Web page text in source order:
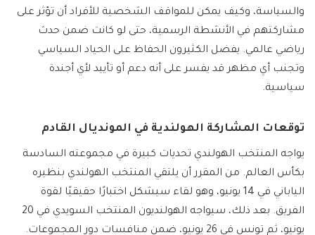
والسياسة، وكيف يمكن للمواقف الشخصية للأفراد أن تؤثر على
مشاركتهم في الأنشطة الرسمية، حتى لو كانت ضمن حدث
رياضي عالمي. يفضل الكثيرون الحفاظ على الحياد السياسي
وتجنب أي مظهر قد يفسر على أنه دعم أو تأييد لأي أجندة
سياسية.
توقعات المشاركة الهولندية في المونديال القادم
يواجه المنتخب الهولندي تحديات كبيرة في مجموعته السادسة
بكأس العالم. من المقرر أن يلتقي المنتخب الهولندي بنظيره
الياباني في 14 يونيو، وهو لقاء سيشكل اختبارًا حقيقيًا لقوة
الفريق. بعد ذلك، سيواجه الهولنديون المنتخب السويدي في 20
يونيو، ثم تونس في 26 يونيو، ضمن منافسات دور المجموعات.